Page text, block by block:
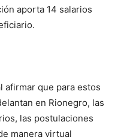
aporta 14 salarios
afirmar que para estos
en Rionegro, las
las postulaciones
manera virtual